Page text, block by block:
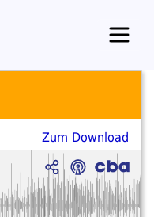
Zum Download